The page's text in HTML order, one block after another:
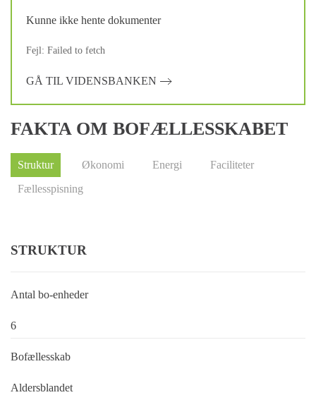
Kunne ikke hente dokumenter
Fejl: Failed to fetch
GÅ TIL VIDENSBANKEN
FAKTA OM BOFÆLLESSKABET
Struktur Økonomi Energi
Faciliteter
Fællesspisning
STRUKTUR
Antal bo-enheder
6
Bofællesskab
Aldersblandet